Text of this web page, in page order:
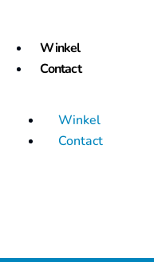
Winkel
Contact
Winkel
Contact